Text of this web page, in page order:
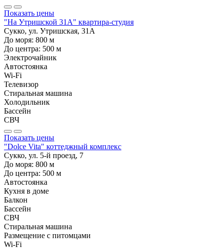
Показать цены
"На Утришской 31А" квартира-студия
Сукко, ул. Утришская, 31А
До моря: 800 м
До центра: 500 м
Электрочайник
Автостоянка
Wi-Fi
Телевизор
Стиральная машина
Холодильник
Бассейн
СВЧ
Показать цены
"Dolce Vita" коттеджный комплекс
Сукко, ул. 5-й проезд, 7
До моря: 800 м
До центра: 500 м
Автостоянка
Кухня в доме
Балкон
Бассейн
СВЧ
Стиральная машина
Размещение с питомцами
Wi-Fi